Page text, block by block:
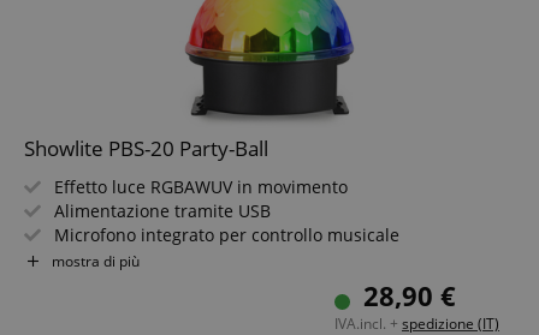
Showlite PBS-20 Party-Ball
Effetto luce RGBAWUV in movimento
Alimentazione tramite USB
Microfono integrato per controllo musicale
Corpo robusto in plastica
Adatto per montaggio a parete e soffitto
Un must per sale feste, feste in giardino e DJ mobili!
mostra di più
28,90 €
IVA.incl. + spedizione (IT)